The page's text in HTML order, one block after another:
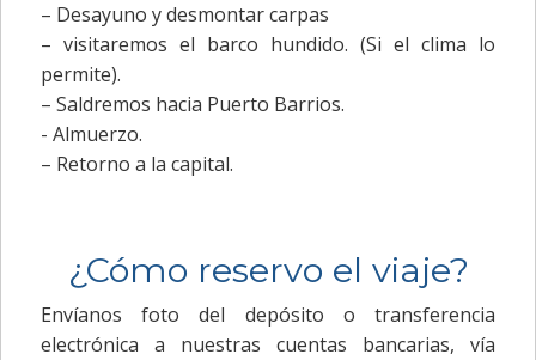
– Desayuno y desmontar carpas
– visitaremos el barco hundido. (Si el clima lo
permite).
– Saldremos hacia Puerto Barrios.
- Almuerzo.
– Retorno a la capital.
¿Cómo reservo el viaje?
Envíanos foto del depósito o transferencia
electrónica a nuestras cuentas bancarias, vía